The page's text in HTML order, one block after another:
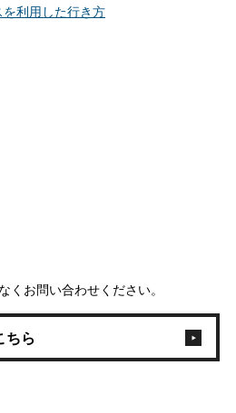
利用した行き方
くお問い合わせください。
ちら